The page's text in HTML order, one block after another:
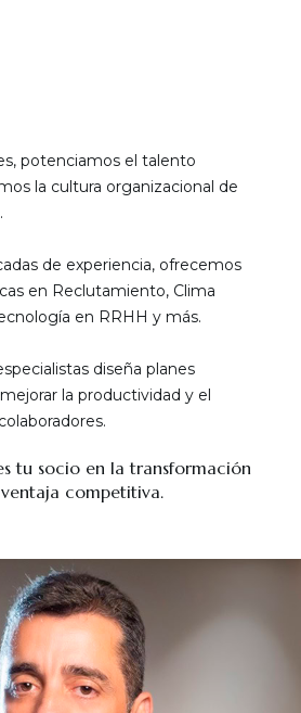
potenciamos el talento
la cultura organizacional de
de experiencia, ofrecemos
en Reclutamiento, Clima
en RRHH y más.
diseña planes
la productividad y el
tu socio en la transformación
competitiva.